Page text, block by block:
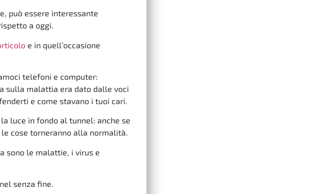
può essere interessante
a oggi.
e in quell’occasione
telefoni e computer:
sulla malattia era dato dalle voci
e come stavano i tuoi cari.
luce in fondo al tunnel: anche se
cose torneranno alla normalità.
sono le malattie, i virus e
senza fine.